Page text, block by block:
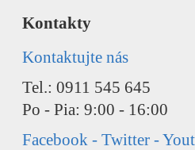
Kontakty
Kontaktujte nás
Tel.: 0911 545 645
Po - Pia: 9:00 - 16:00
Facebook - Twitter -